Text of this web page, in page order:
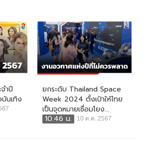
ำปี
นเทิง
ยกระดับ Thailand Space
Week 2024 ตั้งเป้าให้ไทย
เป็นจุดหมายเชื่อมโยง...
10:46 น.
10 ต.ค. 2567